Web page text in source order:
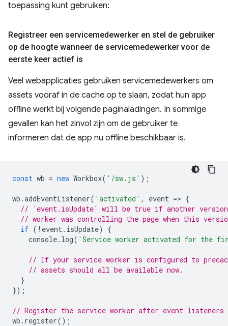
toepassing kunt gebruiken:
Registreer een servicemedewerker en stel de gebruiker
op de hoogte wanneer de servicemedewerker voor de
eerste keer actief is
Veel webapplicaties gebruiken servicemedewerkers om
assets vooraf in de cache op te slaan, zodat hun app
offline werkt bij volgende paginaladingen. In sommige
gevallen kan het zinvol zijn om de gebruiker te
informeren dat de app nu offline beschikbaar is.
const wb = new Workbox( '/sw.js' );
wb .addEventListener( 'activated' , event => {
// `event.isUpdate` will be true if another
// worker was controlling the page when this
if ( ! event. isUpdate)
{
console. log( 'Service worker activated for the
// If your service worker is configured to
// assets should all be available now.
}
});
// Register the service worker after event listeners
wb . register();